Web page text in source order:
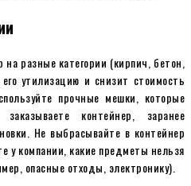
разные категории (кирпич, бетон,
утилизацию и снизит стоимость
прочные мешки, которые
контейнер, заранее
Не выбрасывайте в контейнер
у компании, какие предметы нельзя
опасные отходы, электронику).